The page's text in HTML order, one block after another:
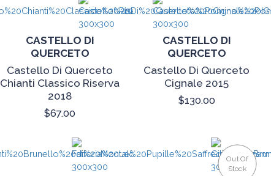
CASTELLO DI
QUERCETO
Castello Di Querceto
Chianti Classico Riserva
2018
$67.00
CASTELLO DI
QUERCETO
Castello Di Querceto
Cignale 2015
$130.00
Out Of
Stock